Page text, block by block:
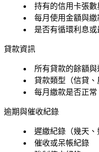
持有的信用卡張
每月使用金額與繳
是否有循環利息
貸款資訊
所有貸款的餘額
貸款類型（信貸、
每月繳款是否正常
逾期與催收紀錄
遲繳紀錄（幾天、
催收或呆帳紀錄